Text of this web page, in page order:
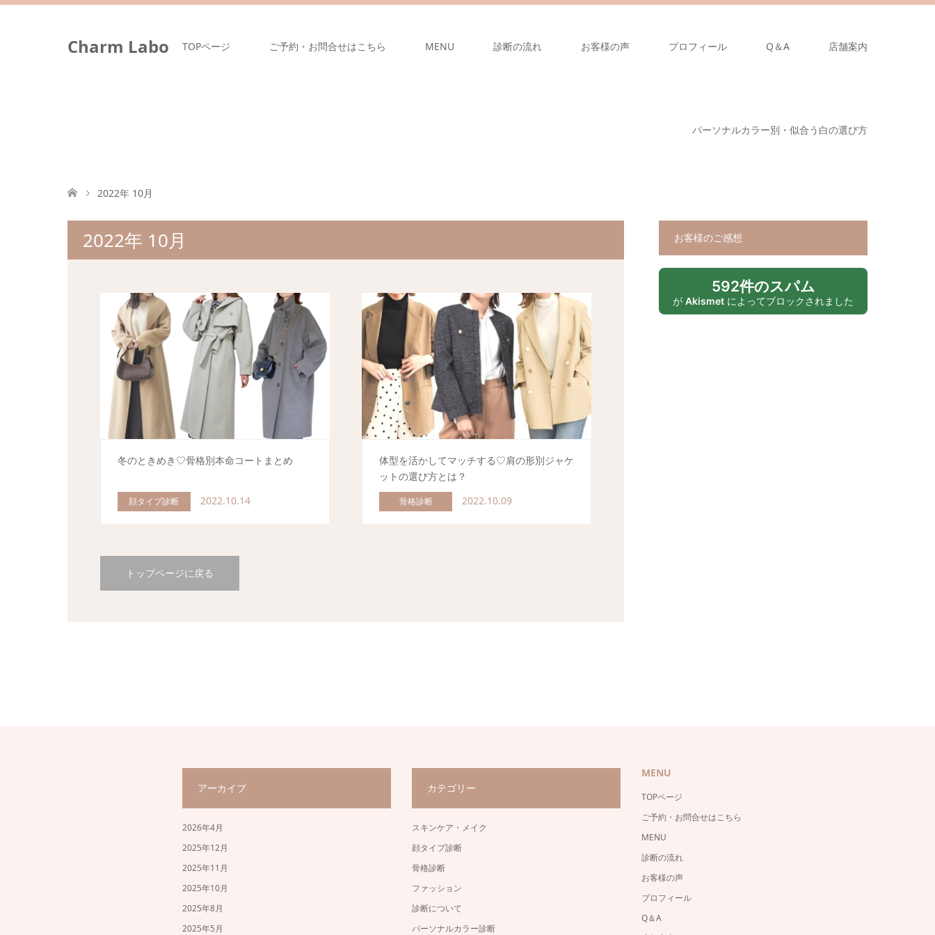
Charm Labo TOPページ ご予約・お問合せはこちら MENU 診断の流れ お客様の声 プロフィール Q＆A 店舗案内
パーソナルカラー別・似合う白の選び方
2022年 10月
2022年 10月
冬のときめき♡骨格別本命コートまとめ
顔タイプ診断 2022.10.14
体型を活かしてマッチする♡肩の形別ジャケ
ットの選び方とは？
骨格診断 2022.10.09
トップページに戻る
お客様のご感想
592件のスパム
が Akismet によってブロックされました
アーカイブ
2026年4月
2025年12月
2025年11月
2025年10月
2025年8月
2025年5月
カテゴリー
スキンケア・メイク
顔タイプ診断
骨格診断
ファッション
診断について
パーソナルカラー診断
MENU
TOPページ
ご予約・お問合せはこちら
MENU
診断の流れ
お客様の声
プロフィール
Q＆A